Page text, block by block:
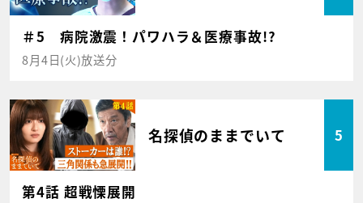
＃5 病院激震！パワハラ＆医療事故!?
8月4日(火)放送分
名探偵のままでいて 5
第4話 超戦慄展開